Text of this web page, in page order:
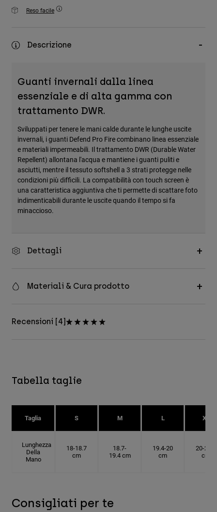
Accessori
Borse e zaini
Reso facile
Descrizione
Guanti invernali dalla linea
essenziale e di alta gamma con
trattamento DWR.
Sviluppati per tenere le mani calde durante le lunghe uscite
invernali, i guanti Defend Pro Fire combinano linea essenziale
e materiali impermeabili. Il trattamento DWR (Durable Water
Repellent) allontana l'acqua e mantiene i guanti puliti e
asciutti, mentre il tessuto softshell a 3 strati protegge nelle
condizioni più difficili. La compatibilità con touch screen è
una caratteristica aggiuntiva che ti permette di scattare foto
indimenticabili durante le uscite quando il tempo si fa
minaccioso.
Dettagli
Materiali & Cura prodotto
Recensioni [4]
Tabella taglie
Taglia S M L XL
Lunghezza
Della
Mano
18-18.7
cm
18.7-
19.4 cm
19.4-20
cm
20-20.6
cm
Consigliati per te